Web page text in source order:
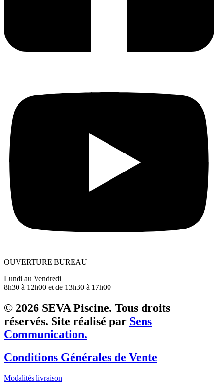
OUVERTURE BUREAU
Lundi au Vendredi
8h30 à 12h00 et de 13h30 à 17h00
© 2026 SEVA Piscine. Tous droits
réservés. Site réalisé par Sens
Communication.
Conditions Générales de Vente
Modalités livraison